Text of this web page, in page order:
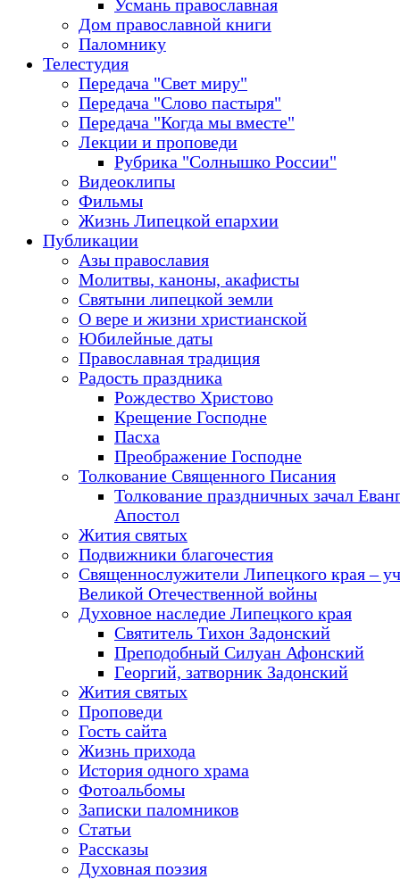
Усмань православная
Дом православной книги
Паломнику
Телестудия
Передача "Свет миру"
Передача "Слово пастыря"
Передача "Когда мы вместе"
Лекции и проповеди
Рубрика "Солнышко России"
Видеоклипы
Фильмы
Жизнь Липецкой епархии
Публикации
Азы православия
Молитвы, каноны, акафисты
Святыни липецкой земли
О вере и жизни христианской
Юбилейные даты
Православная традиция
Радость праздника
Рождество Христово
Крещение Господне
Пасха
Преображение Господне
Толкование Священного Писания
Толкование праздничных зачал
Апостол
Жития святых
Подвижники благочестия
Священнослужители Липецкого края –
Великой Отечественной войны
Духовное наследие Липецкого края
Святитель Тихон Задонский
Преподобный Силуан Афонский
Георгий, затворник Задонский
Жития святых
Проповеди
Гость сайта
Жизнь прихода
История одного храма
Фотоальбомы
Записки паломников
Статьи
Рассказы
Духовная поэзия